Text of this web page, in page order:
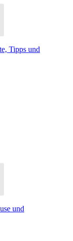
Tipps und
und